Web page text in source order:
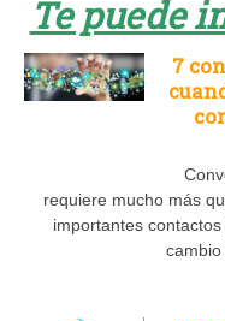
Te puede
7
requiere mucho más
importantes